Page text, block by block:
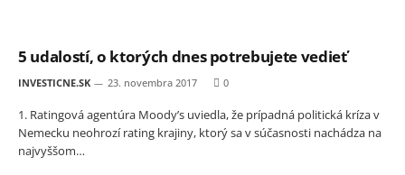
5 udalostí, o ktorých dnes potrebujete vedieť
INVESTICNE.SK 23. novembra 2017 0
1. Ratingová agentúra Moody’s uviedla, že prípadná politická kríza v
Nemecku neohrozí rating krajiny, ktorý sa v súčasnosti nachádza na
najvyššom…